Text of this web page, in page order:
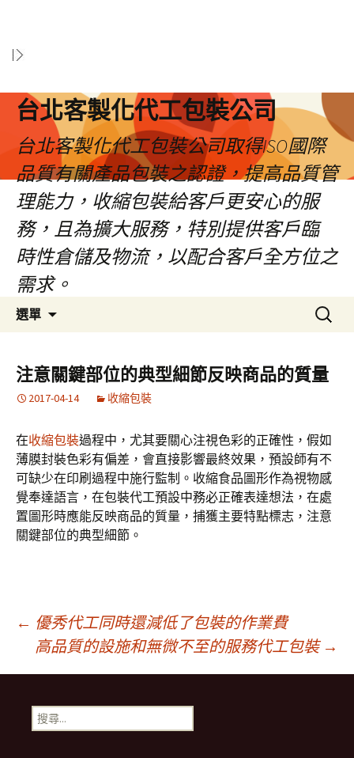
台北客製化代工包裝公司
台北客製化代工包裝公司取得ISO國際
品質有關產品包裝之認證，提高品質管
理能力，收縮包裝給客戶更安心的服
務，且為擴大服務，特別提供客戶臨
時性倉儲及物流，以配合客戶全方位之
需求。
選單
容
區
搜
尋
鍵
字:
注意關鍵部位的典型細節反映商品的質量
2017-04-14 收縮包裝
在收縮包裝過程中，尤其要關心注視色彩的正確性，假如
薄膜封裝色彩有偏差，會直接影響最終效果，預設師有不
可缺少在印刷過程中施行監制。收縮食品圖形作為視物感
覺奉達語言，在包裝代工預設中務必正確表達想法，在處
置圖形時應能反映商品的質量，捕獲主要特點標志，注意
關鍵部位的典型細節。
文
章
導
← 優秀代工同時還減低了包裝的作業費
高品質的設施和無微不至的服務代工包裝 →
搜
尋